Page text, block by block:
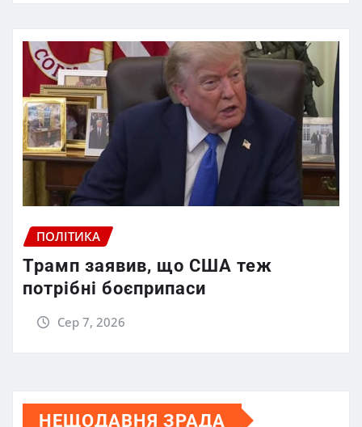
ПОЛІТИКА
Трамп заявив, що США теж
потрібні боєприпаси
Сер 7, 2026
НЕЩОДАВНЯ ЗРАДА